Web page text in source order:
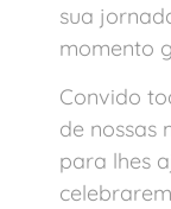
sua
momento
Convido
de nossas
para lhes